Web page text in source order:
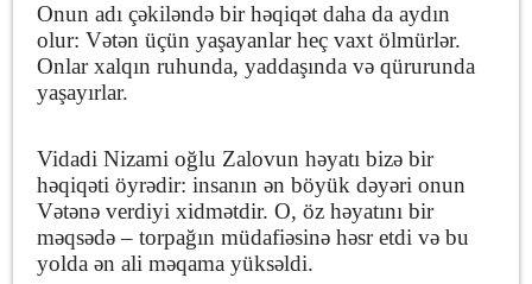
Onun adı çəkiləndə bir həqiqət daha da aydın
olur: Vətən üçün yaşayanlar heç vaxt ölmürlər.
Onlar xalqın ruhunda, yaddaşında və qürurunda
yaşayırlar.
Vidadi Nizami oğlu Zalovun həyatı bizə bir
həqiqəti öyrədir: insanın ən böyük dəyəri onun
Vətənə verdiyi xidmətdir. O, öz həyatını bir
məqsədə – torpağın müdafiəsinə həsr etdi və bu
yolda ən ali məqama yüksəldi.